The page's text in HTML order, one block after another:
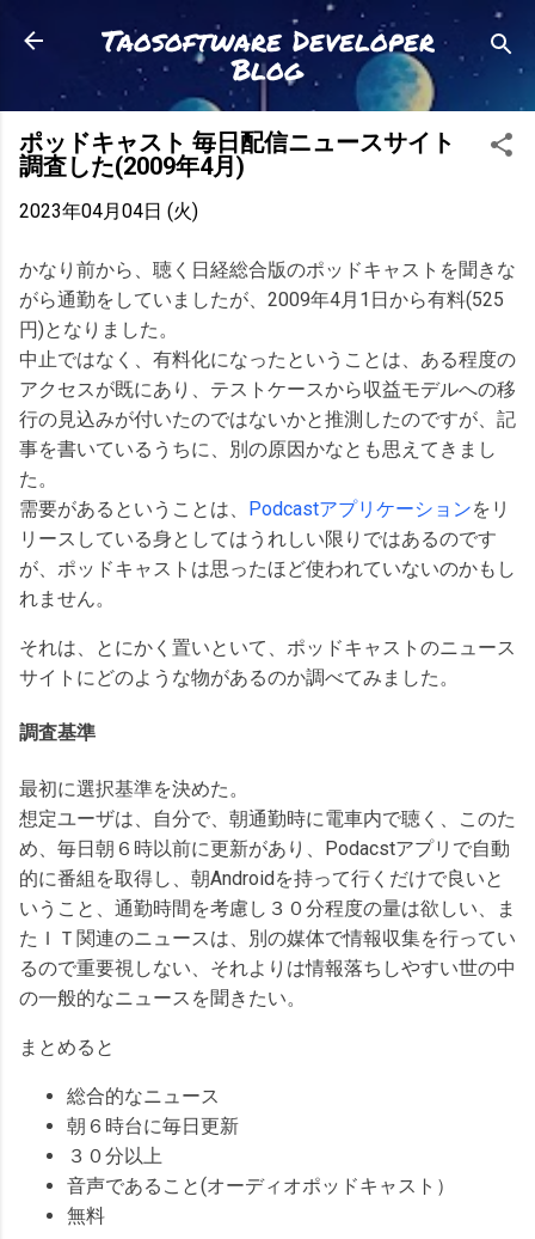
スキップしてメイン コンテンツに移動
Taosoftware Developer
Blog
ポッドキャスト 毎日配信ニュースサイト
調査した(2009年4月)
2023年04月04日 (火)
かなり前から、聴く日経総合版のポッドキャストを聞きな
がら通勤をしていましたが、2009年4月1日から有料(525
円)となりました。
中止ではなく、有料化になったということは、ある程度の
アクセスが既にあり、テストケースから収益モデルへの移
行の見込みが付いたのではないかと推測したのですが、記
事を書いているうちに、別の原因かなとも思えてきまし
た。
需要があるということは、 Podcastアプリケーションをリ
リースしている身としてはうれしい限りではあるのです
が、ポッドキャストは思ったほど使われていないのかもし
れません。
それは、とにかく置いといて、ポッドキャストのニュース
サイトにどのような物があるのか調べてみました。
調査基準
最初に選択基準を決めた。
想定ユーザは、自分で、朝通勤時に電車内で聴く、このた
め、毎日朝６時以前に更新があり、Podacstアプリで自動
的に番組を取得し、朝Androidを持って行くだけで良いと
いうこと、通勤時間を考慮し３０分程度の量は欲しい、ま
たＩＴ関連のニュースは、別の媒体で情報収集を行ってい
るので重要視しない、それよりは情報落ちしやすい世の中
の一般的なニュースを聞きたい。
まとめると
総合的なニュース
朝６時台に毎日更新
３０分以上
音声であること(オーディオポッドキャスト）
無料